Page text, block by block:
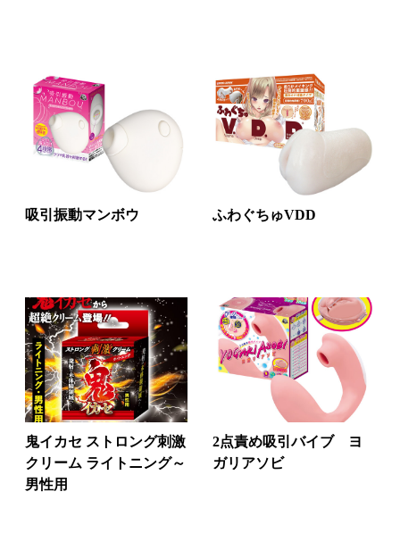
吸引振動マンボウ ふわぐちゅVDD
鬼イカセ ストロング刺激
クリーム ライトニング～
男性用
2点責め吸引バイブ ヨ
ガリアソビ